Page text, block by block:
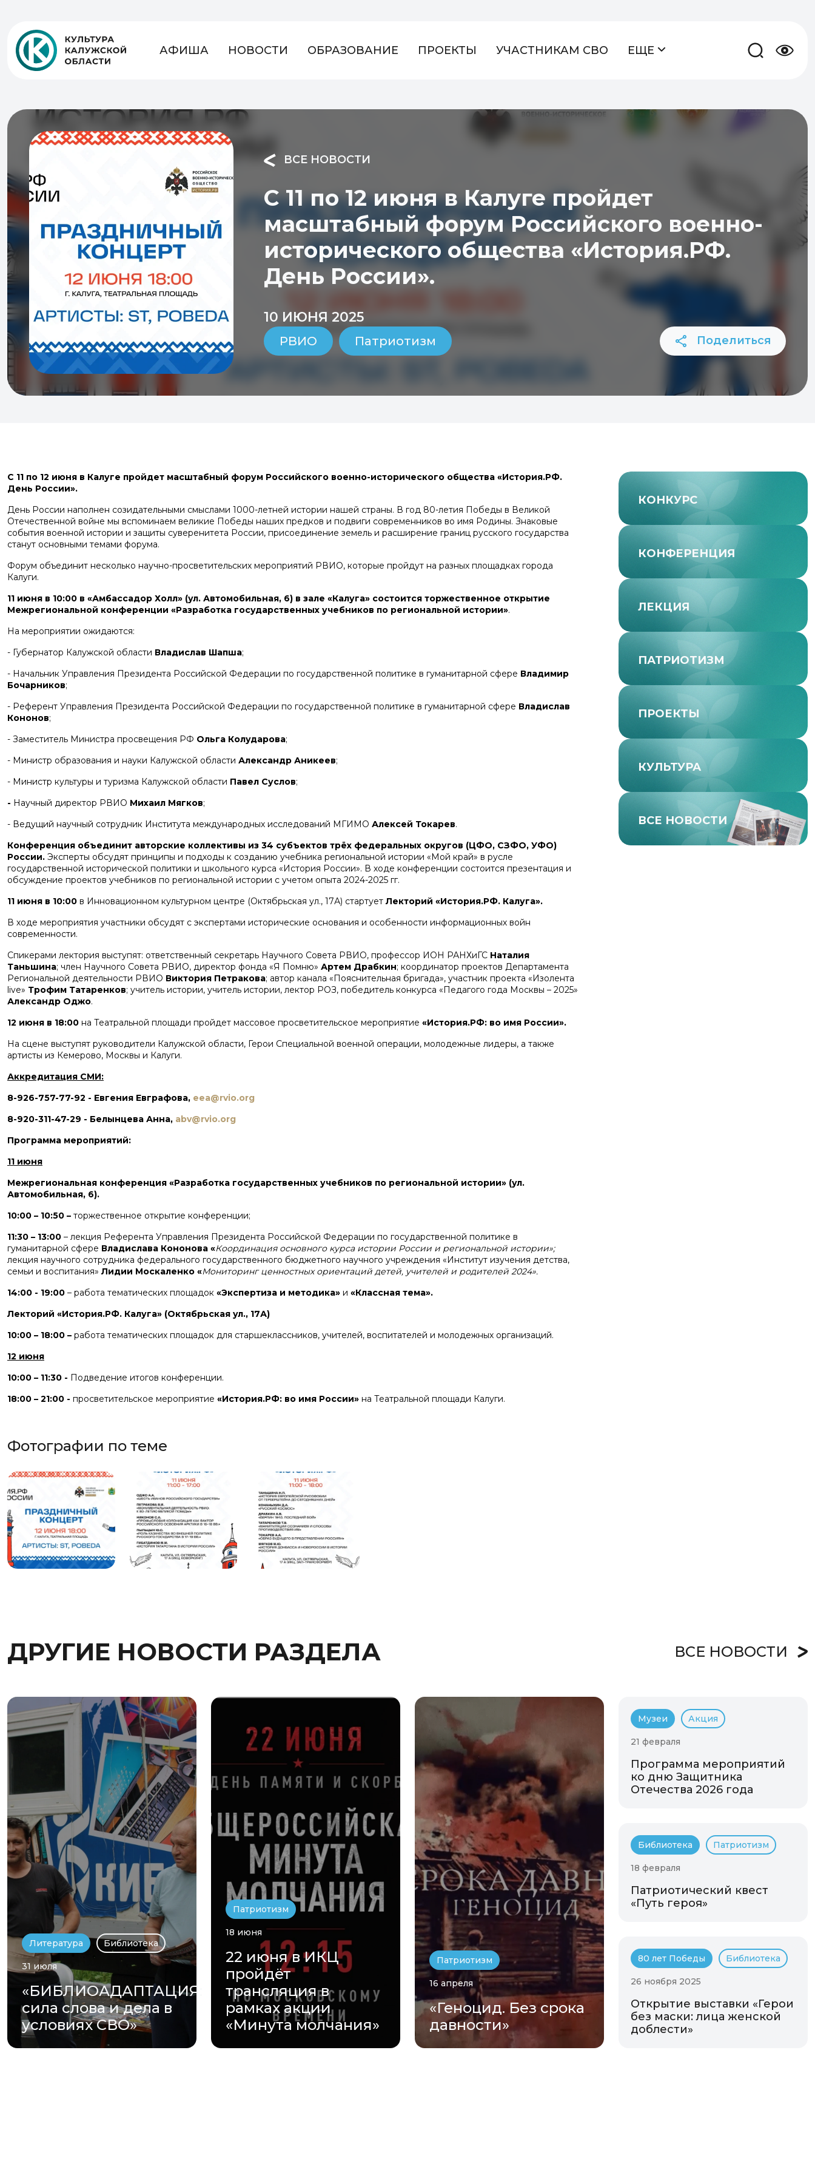
АФИША НОВОСТИ ОБРАЗОВАНИЕ ПРОЕКТЫ УЧАСТНИКАМ СВО ЕЩЕ
ВСЕ НОВОСТИ
С 11 по 12 июня в Калуге пройдет
масштабный форум Российского военно-
исторического общества «История.РФ.
День России».
10 ИЮНЯ 2025
РВИО Патриотизм Поделиться
С 11 по 12 июня в Калуге пройдет масштабный форум Российского военно-исторического общества «История.РФ.
День России».
День России наполнен созидательными смыслами 1000-летней истории нашей страны. В год 80-летия Победы в Великой
Отечественной войне мы вспоминаем великие Победы наших предков и подвиги современников во имя Родины. Знаковые
события военной истории и защиты суверенитета России, присоединение земель и расширение границ русского государства
станут основными темами форума.
Форум объединит несколько научно-просветительских мероприятий РВИО, которые пройдут на разных площадках города
Калуги.
11 июня в 10:00 в «Амбассадор Холл» (ул. Автомобильная, 6) в зале «Калуга» состоится торжественное открытие
Межрегиональной конференции «Разработка государственных учебников по региональной истории».
На мероприятии ожидаются:
- Губернатор Калужской области Владислав Шапша;
- Начальник Управления Президента Российской Федерации по государственной политике в гуманитарной сфере Владимир
Бочарников;
- Референт Управления Президента Российской Федерации по государственной политике в гуманитарной сфере Владислав
Кононов;
- Заместитель Министра просвещения РФ Ольга Колударова;
- Министр образования и науки Калужской области Александр Аникеев;
- Министр культуры и туризма Калужской области Павел Суслов;
- Научный директор РВИО Михаил Мягков;
- Ведущий научный сотрудник Института международных исследований МГИМО Алексей Токарев.
Конференция объединит авторские коллективы из 34 субъектов трёх федеральных округов (ЦФО, СЗФО, УФО)
России. Эксперты обсудят принципы и подходы к созданию учебника региональной истории «Мой край» в русле
государственной исторической политики и школьного курса «История России». В ходе конференции состоится презентация и
обсуждение проектов учебников по региональной истории с учетом опыта 2024-2025 гг.
11 июня в 10:00 в Инновационном культурном центре (Октябрьская ул., 17А) стартует Лекторий «История.РФ. Калуга».
В ходе мероприятия участники обсудят с экспертами исторические основания и особенности информационных войн
современности.
Спикерами лектория выступят: ответственный секретарь Научного Совета РВИО, профессор ИОН РАНХиГС Наталия
Таньшина; член Научного Совета РВИО, директор фонда «Я Помню» Артем Драбкин; координатор проектов Департамента
Региональной деятельности РВИО Виктория Петракова; автор канала «Пояснительная бригада», участник проекта «Изолента
live» Трофим Татаренков; учитель истории, учитель истории, лектор РОЗ, победитель конкурса «Педагого года Москвы – 2025»
Александр Оджо.
12 июня в 18:00 на Театральной площади пройдет массовое просветительское мероприятие «История.РФ: во имя России».
На сцене выступят руководители Калужской области, Герои Специальной военной операции, молодежные лидеры, а также
артисты из Кемерово, Москвы и Калуги.
Аккредитация СМИ:
8-926-757-77-92 - Евгения Евграфова, eea@rvio.org
8-920-311-47-29 - Белынцева Анна, abv@rvio.org
Программа мероприятий:
11 июня
Межрегиональная конференция «Разработка государственных учебников по региональной истории» (ул.
Автомобильная, 6).
10:00 – 10:50 – торжественное открытие конференции;
11:30 – 13:00 – лекция Референта Управления Президента Российской Федерации по государственной политике в
гуманитарной сфере Владислава Кононова «Координация основного курса истории России и региональной истории»;
лекция научного сотрудника федерального государственного бюджетного научного учреждения «Институт изучения детства,
семьи и воспитания» Лидии Москаленко «Мониторинг ценностных ориентаций детей, учителей и родителей 2024».
14:00 - 19:00 – работа тематических площадок «Экспертиза и методика» и «Классная тема».
Лекторий «История.РФ. Калуга» (Октябрьская ул., 17А)
10:00 – 18:00 – работа тематических площадок для старшеклассников, учителей, воспитателей и молодежных организаций.
12 июня
10:00 – 11:30 - Подведение итогов конференции.
18:00 – 21:00 - просветительское мероприятие «История.РФ: во имя России» на Театральной площади Калуги.
Фотографии по теме
КОНКУРС
КОНФЕРЕНЦИЯ
ЛЕКЦИЯ
ПАТРИОТИЗМ
ПРОЕКТЫ
КУЛЬТУРА
ВСЕ НОВОСТИ
ДРУГИЕ НОВОСТИ РАЗДЕЛА ВСЕ НОВОСТИ
Литература Библиотека
31 июля
«БИБЛИОАДАПТАЦИЯ:
сила слова и дела в
условиях СВО»
Патриотизм
18 июня
22 июня в ИКЦ
пройдёт
трансляция в
рамках акции
«Минута молчания»
Патриотизм
16 апреля
«Геноцид. Без срока
давности»
Музеи Акция
21 февраля
Программа мероприятий
ко дню Защитника
Отечества 2026 года
Библиотека Патриотизм
18 февраля
Патриотический квест
«Путь героя»
80 лет Победы Библиотека
26 ноября 2025
Открытие выставки «Герои
без маски: лица женской
доблести»